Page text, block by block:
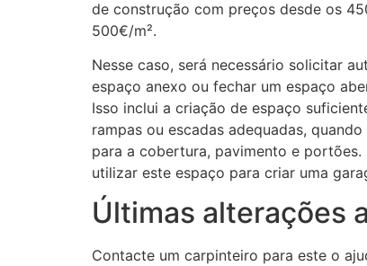
de construção com preços desde os
500€/m².
Nesse caso, será necessário solicitar
espaço anexo ou fechar um espaço
Isso inclui a criação de espaço
rampas ou escadas adequadas,
para a cobertura, pavimento e
utilizar este espaço para criar uma
Últimas alterações
Contacte um carpinteiro para este o